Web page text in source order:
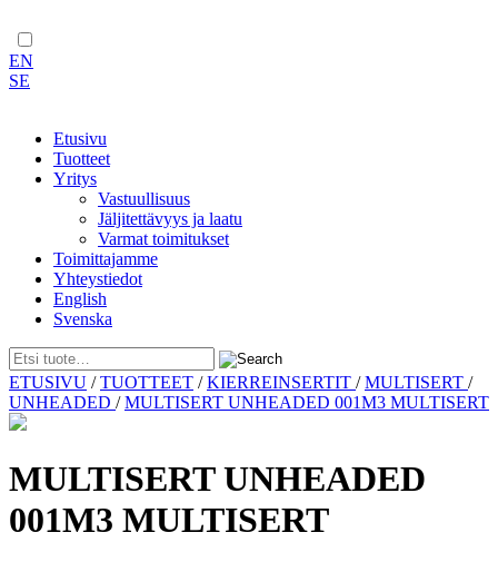
EN
SE
Etusivu
Tuotteet
Yritys
Vastuullisuus
Jäljitettävyys ja laatu
Varmat toimitukset
Toimittajamme
Yhteystiedot
English
Svenska
Skip
to
content
ETUSIVU /TUOTTEET /KIERREINSERTIT /MULTISERT /
UNHEADED /MULTISERT UNHEADED 001M3 MULTISERT
MULTISERT UNHEADED
001M3 MULTISERT